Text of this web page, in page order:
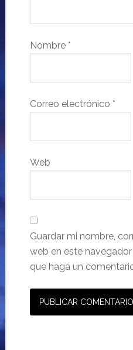
Nombre *
Correo electrónico *
Web
Guardar mi nombre,
web en este
que haga un